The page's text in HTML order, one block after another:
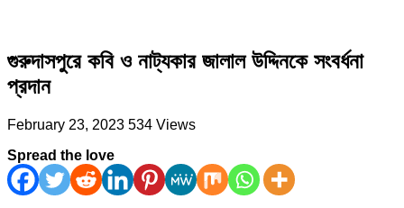
গুরুদাসপুরে কবি ও নাট্যকার জালাল উদ্দিনকে সংবর্ধনা
প্রদান
February 23, 2023 534 Views
Spread the love